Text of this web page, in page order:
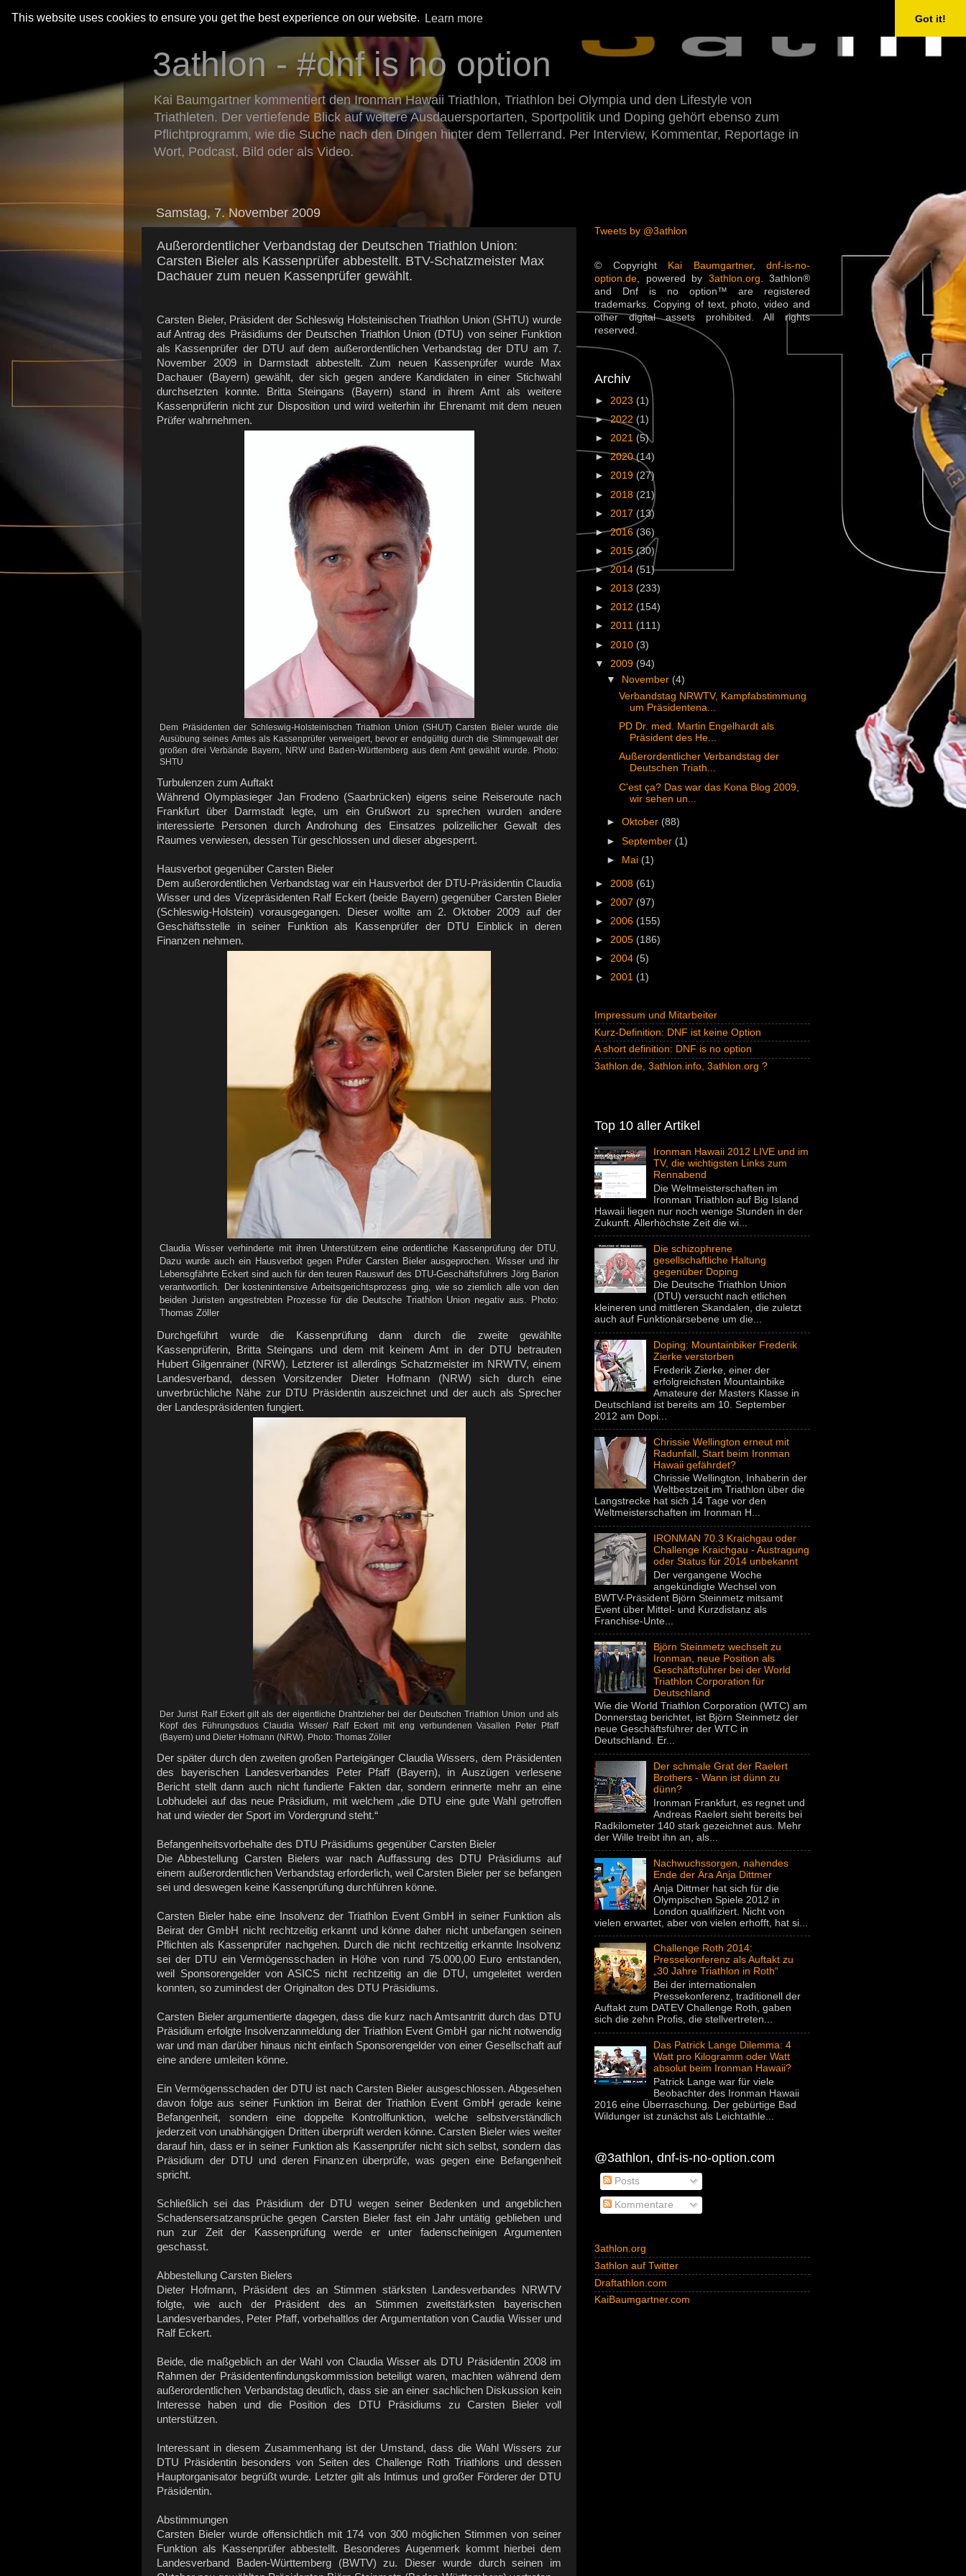
This website uses cookies to ensure you get the best experience on our website. Learn more Got it!
3athlon - #dnf is no option
Kai Baumgartner kommentiert den Ironman Hawaii Triathlon, Triathlon bei Olympia und den Lifestyle von
Triathleten. Der vertiefende Blick auf weitere Ausdauersportarten, Sportpolitik und Doping gehört ebenso zum
Pflichtprogramm, wie die Suche nach den Dingen hinter dem Tellerrand. Per Interview, Kommentar, Reportage in
Wort, Podcast, Bild oder als Video.
Samstag, 7. November 2009
Außerordentlicher Verbandstag der Deutschen Triathlon Union:
Carsten Bieler als Kassenprüfer abbestellt. BTV-Schatzmeister Max
Dachauer zum neuen Kassenprüfer gewählt.
Carsten Bieler, Präsident der Schleswig Holsteinischen Triathlon Union (SHTU) wurde
auf Antrag des Präsidiums der Deutschen Triathlon Union (DTU) von seiner Funktion
als Kassenprüfer der DTU auf dem außerordentlichen Verbandstag der DTU am 7.
November 2009 in Darmstadt abbestellt. Zum neuen Kassenprüfer wurde Max
Dachauer (Bayern) gewählt, der sich gegen andere Kandidaten in einer Stichwahl
durchsetzten konnte. Britta Steingans (Bayern) stand in ihrem Amt als weitere
Kassenprüferin nicht zur Disposition und wird weiterhin ihr Ehrenamt mit dem neuen
Prüfer wahrnehmen.
Dem Präsidenten der Schleswig-Holsteinischen Triathlon Union (SHUT) Carsten Bieler wurde die
Ausübung seines Amtes als Kassenprüfer verweigert, bevor er endgültig durch die Stimmgewalt der
großen drei Verbände Bayern, NRW und Baden-Württemberg aus dem Amt gewählt wurde. Photo:
SHTU
Turbulenzen zum Auftakt
Während Olympiasieger Jan Frodeno (Saarbrücken) eigens seine Reiseroute nach
Frankfurt über Darmstadt legte, um ein Grußwort zu sprechen wurden andere
interessierte Personen durch Androhung des Einsatzes polizeilicher Gewalt des
Raumes verwiesen, dessen Tür geschlossen und dieser abgesperrt.
Hausverbot gegenüber Carsten Bieler
Dem außerordentlichen Verbandstag war ein Hausverbot der DTU-Präsidentin Claudia
Wisser und des Vizepräsidenten Ralf Eckert (beide Bayern) gegenüber Carsten Bieler
(Schleswig-Holstein) vorausgegangen. Dieser wollte am 2. Oktober 2009 auf der
Geschäftsstelle in seiner Funktion als Kassenprüfer der DTU Einblick in deren
Finanzen nehmen.
Claudia Wisser verhinderte mit ihren Unterstützern eine ordentliche Kassenprüfung der DTU.
Dazu wurde auch ein Hausverbot gegen Prüfer Carsten Bieler ausgeprochen. Wisser und ihr
Lebensgfährte Eckert sind auch für den teuren Rauswurf des DTU-Geschäftsführers Jörg Barion
verantwortlich. Der kostenintensive Arbeitsgerichtsprozess ging, wie so ziemlich alle von den
beiden Juristen angestrebten Prozesse für die Deutsche Triathlon Union negativ aus. Photo:
Thomas Zöller
Durchgeführt wurde die Kassenprüfung dann durch die zweite gewählte
Kassenprüferin, Britta Steingans und dem mit keinem Amt in der DTU betrauten
Hubert Gilgenrainer (NRW). Letzterer ist allerdings Schatzmeister im NRWTV, einem
Landesverband, dessen Vorsitzender Dieter Hofmann (NRW) sich durch eine
unverbrüchliche Nähe zur DTU Präsidentin auszeichnet und der auch als Sprecher
der Landespräsidenten fungiert.
Der Jurist Ralf Eckert gilt als der eigentliche Drahtzieher bei der Deutschen Triathlon Union und als
Kopf des Führungsduos Claudia Wisser/ Ralf Eckert mit eng verbundenen Vasallen Peter Pfaff
(Bayern) und Dieter Hofmann (NRW). Photo: Thomas Zöller
Der später durch den zweiten großen Parteigänger Claudia Wissers, dem Präsidenten
des bayerischen Landesverbandes Peter Pfaff (Bayern), in Auszügen verlesene
Bericht stellt dann auch nicht fundierte Fakten dar, sondern erinnerte mehr an eine
Lobhudelei auf das neue Präsidium, mit welchem „die DTU eine gute Wahl getroffen
hat und wieder der Sport im Vordergrund steht.“
Befangenheitsvorbehalte des DTU Präsidiums gegenüber Carsten Bieler
Die Abbestellung Carsten Bielers war nach Auffassung des DTU Präsidiums auf
einem außerordentlichen Verbandstag erforderlich, weil Carsten Bieler per se befangen
sei und deswegen keine Kassenprüfung durchführen könne.
Carsten Bieler habe eine Insolvenz der Triathlon Event GmbH in seiner Funktion als
Beirat der GmbH nicht rechtzeitig erkannt und könne daher nicht unbefangen seinen
Pflichten als Kassenprüfer nachgehen. Durch die nicht rechtzeitig erkannte Insolvenz
sei der DTU ein Vermögensschaden in Höhe von rund 75.000,00 Euro entstanden,
weil Sponsorengelder von ASICS nicht rechtzeitig an die DTU, umgeleitet werden
konnten, so zumindest der Originalton des DTU Präsidiums.
Carsten Bieler argumentierte dagegen, dass die kurz nach Amtsantritt durch das DTU
Präsidium erfolgte Insolvenzanmeldung der Triathlon Event GmbH gar nicht notwendig
war und man darüber hinaus nicht einfach Sponsorengelder von einer Gesellschaft auf
eine andere umleiten könne.
Ein Vermögensschaden der DTU ist nach Carsten Bieler ausgeschlossen. Abgesehen
davon folge aus seiner Funktion im Beirat der Triathlon Event GmbH gerade keine
Befangenheit, sondern eine doppelte Kontrollfunktion, welche selbstverständlich
jederzeit von unabhängigen Dritten überprüft werden könne. Carsten Bieler wies weiter
darauf hin, dass er in seiner Funktion als Kassenprüfer nicht sich selbst, sondern das
Präsidium der DTU und deren Finanzen überprüfe, was gegen eine Befangenheit
spricht.
Schließlich sei das Präsidium der DTU wegen seiner Bedenken und angeblichen
Schadensersatzansprüche gegen Carsten Bieler fast ein Jahr untätig geblieben und
nun zur Zeit der Kassenprüfung werde er unter fadenscheinigen Argumenten
geschasst.
Abbestellung Carsten Bielers
Dieter Hofmann, Präsident des an Stimmen stärksten Landesverbandes NRWTV
folgte, wie auch der Präsident des an Stimmen zweitstärksten bayerischen
Landesverbandes, Peter Pfaff, vorbehaltlos der Argumentation von Caudia Wisser und
Ralf Eckert.
Beide, die maßgeblich an der Wahl von Claudia Wisser als DTU Präsidentin 2008 im
Rahmen der Präsidentenfindungskommission beteiligt waren, machten während dem
außerordentlichen Verbandstag deutlich, dass sie an einer sachlichen Diskussion kein
Interesse haben und die Position des DTU Präsidiums zu Carsten Bieler voll
unterstützen.
Interessant in diesem Zusammenhang ist der Umstand, dass die Wahl Wissers zur
DTU Präsidentin besonders von Seiten des Challenge Roth Triathlons und dessen
Hauptorganisator begrüßt wurde. Letzter gilt als Intimus und großer Förderer der DTU
Präsidentin.
Abstimmungen
Carsten Bieler wurde offensichtlich mit 174 von 300 möglichen Stimmen von seiner
Funktion als Kassenprüfer abbestellt. Besonderes Augenmerk kommt hierbei dem
Landesverband Baden-Württemberg (BWTV) zu. Dieser wurde durch seinen im
Tweets by @3athlon
© Copyright Kai Baumgartner, dnf-is-no-
option.de , powered by 3athlon.org . 3athlon®
and Dnf is no option™ are registered
trademarks. Copying of text, photo, video and
other digital assets prohibited. All rights
reserved.
Archiv
► 2023 (1)
►2022 (1)
► 2021 (5)
►2020(14)
► 2019 (27)
► 2018 (21)
► 2017 (13)
►2016 (36)
► 2015 (30)
►2014 (51)
► 2013 (233)
► 2012 (154)
► 2011 (111)
► 2010 (3)
▼ 2009 (94)
▼
November (4)
Verbandstag NRWTV, Kampfabstimmung
um Präsidentena...
PD Dr. med. Martin Engelhardt als
Präsident des He...
Außerordentlicher Verbandstag der
Deutschen Triath...
C'est ça? Das war das Kona Blog 2009,
wir sehen un...
►Oktober (88)
►September (1)
► Mai (1)
► 2008 (61)
► 2007 (97)
► 2006 (155)
► 2005 (186)
► 2004 (5)
► 2001 (1)
Impressum und Mitarbeiter
Kurz-Definition: DNF ist keine Option
A short definition: DNF is no option
3athlon.de, 3athlon.info, 3athlon.org ?
Top 10 aller Artikel
Ironman Hawaii 2012 LIVE und im
TV, die wichtigsten Links zum
Rennabend
Die Weltmeisterschaften im
Ironman Triathlon auf Big Island
Hawaii liegen nur noch wenige Stunden in der
Zukunft. Allerhöchste Zeit die wi...
Die schizophrene
gesellschaftliche Haltung
gegenüber Doping
Die Deutsche Triathlon Union
(DTU) versucht nach etlichen
kleineren und mittleren Skandalen, die zuletzt
auch auf Funktionärsebene um die...
Doping: Mountainbiker Frederik
Zierke verstorben
Frederik Zierke, einer der
erfolgreichsten Mountainbike
Amateure der Masters Klasse in
Deutschland ist bereits am 10. September
2012 am Dopi...
Chrissie Wellington erneut mit
Radunfall, Start beim Ironman
Hawaii gefährdet?
Chrissie Wellington, Inhaberin der
Weltbestzeit im Triathlon über die
Langstrecke hat sich 14 Tage vor den
Weltmeisterschaften im Ironman H...
IRONMAN 70.3 Kraichgau oder
Challenge Kraichgau - Austragung
oder Status für 2014 unbekannt
Der vergangene Woche
angekündigte Wechsel von
BWTV-Präsident Björn Steinmetz mitsamt
Event über Mittel- und Kurzdistanz als
Franchise-Unte...
Björn Steinmetz wechselt zu
Ironman, neue Position als
Geschäftsführer bei der World
Triathlon Corporation für
Deutschland
Wie die World Triathlon Corporation (WTC) am
Donnerstag berichtet, ist Björn Steinmetz der
neue Geschäftsführer der WTC in
Deutschland. Er...
Der schmale Grat der Raelert
Brothers - Wann ist dünn zu
dünn?
Ironman Frankfurt, es regnet und
Andreas Raelert sieht bereits bei
Radkilometer 140 stark gezeichnet aus. Mehr
der Wille treibt ihn an, als...
Nachwuchssorgen, nahendes
Ende der Ära Anja Dittmer
Anja Dittmer hat sich für die
Olympischen Spiele 2012 in
London qualifiziert. Nicht von
vielen erwartet, aber von vielen erhofft, hat si...
Challenge Roth 2014:
Pressekonferenz als Auftakt zu
„30 Jahre Triathlon in Roth“
Bei der internationalen
Pressekonferenz, traditionell der
Auftakt zum DATEV Challenge Roth, gaben
sich die zehn Profis, die stellvertreten...
Das Patrick Lange Dilemma: 4
Watt pro Kilogramm oder Watt
absolut beim Ironman Hawaii?
Patrick Lange war für viele
Beobachter des Ironman Hawaii
2016 eine Überraschung. Der gebürtige Bad
Wildunger ist zunächst als Leichtathle...
@3athlon, dnf-is-no-option.com
Posts
Kommentare
3athlon.org
3athlon auf Twitter
Draftathlon.com
KaiBaumgartner.com